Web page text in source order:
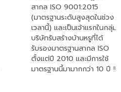
สากล ISO 9001:2015
(มาตรฐานระดับสูงสุดในช่วง
เวลานี้) และเป็นเจ้าแรกในกลุ่ม
บริษัทรับสร้างบ้านหรูที่ได้
รับรองมาตรฐานสากล ISO
ตั้งแต่ปี 2010 และมีการใช้
มาตรฐานนี้มามากกว่า 10 ปี ‼